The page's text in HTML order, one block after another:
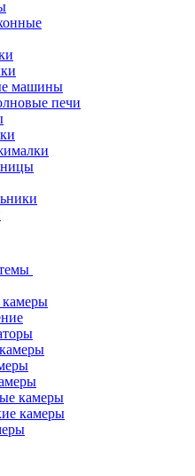
машины
печи
камеры
камеры
камеры